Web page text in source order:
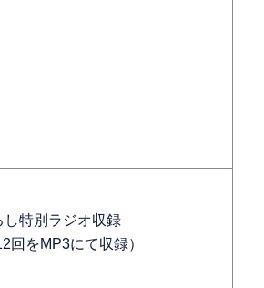
特別ラジオ収録
回をMP3にて収録）